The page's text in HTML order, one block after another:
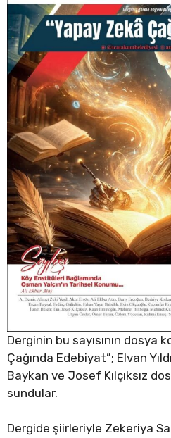
Derginin bu sayısının dosya
Çağında Edebiyat”; Elvan
Baykan ve Josef Kılçıksız
sundular.
Dergide şiirleriyle Zekeriya